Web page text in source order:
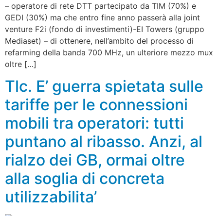
– operatore di rete DTT partecipato da TIM (70%) e
GEDI (30%) ma che entro fine anno passerà alla joint
venture F2i (fondo di investimenti)-EI Towers (gruppo
Mediaset) – di ottenere, nell’ambito del processo di
refarming della banda 700 MHz, un ulteriore mezzo mux
oltre […]
Tlc. E’ guerra spietata sulle
tariffe per le connessioni
mobili tra operatori: tutti
puntano al ribasso. Anzi, al
rialzo dei GB, ormai oltre
alla soglia di concreta
utilizzabilita’